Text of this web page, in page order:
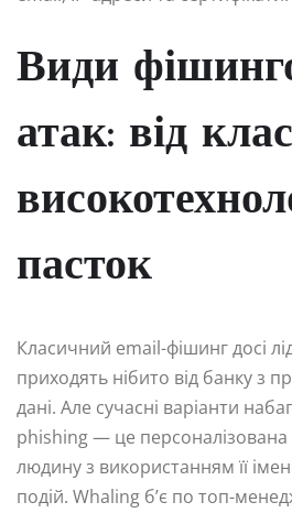
Види
атак: від
пасток
Класичний email-фішинг досі
приходять нібито від банку з
дані. Але сучасні варіанти
phishing — це персоналізована
людину з використанням її
подій. Whaling б’є по топ-